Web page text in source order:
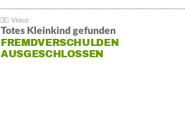
Totes Kleinkind gefunden
FREMDVERSCHULDEN
AUSGESCHLOSSEN